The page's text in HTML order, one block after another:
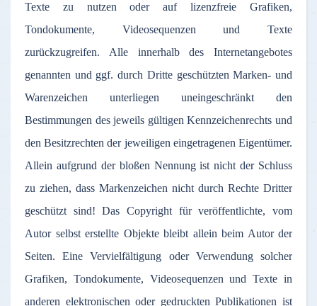
Texte zu nutzen oder auf lizenzfreie Grafiken,
Tondokumente, Videosequenzen und Texte
zurückzugreifen. Alle innerhalb des Internetangebotes
genannten und ggf. durch Dritte geschützten Marken- und
Warenzeichen unterliegen uneingeschränkt den
Bestimmungen des jeweils gültigen Kennzeichenrechts und
den Besitzrechten der jeweiligen eingetragenen Eigentümer.
Allein aufgrund der bloßen Nennung ist nicht der Schluss
zu ziehen, dass Markenzeichen nicht durch Rechte Dritter
geschützt sind! Das Copyright für veröffentlichte, vom
Autor selbst erstellte Objekte bleibt allein beim Autor der
Seiten. Eine Vervielfältigung oder Verwendung solcher
Grafiken, Tondokumente, Videosequenzen und Texte in
anderen elektronischen oder gedruckten Publikationen ist